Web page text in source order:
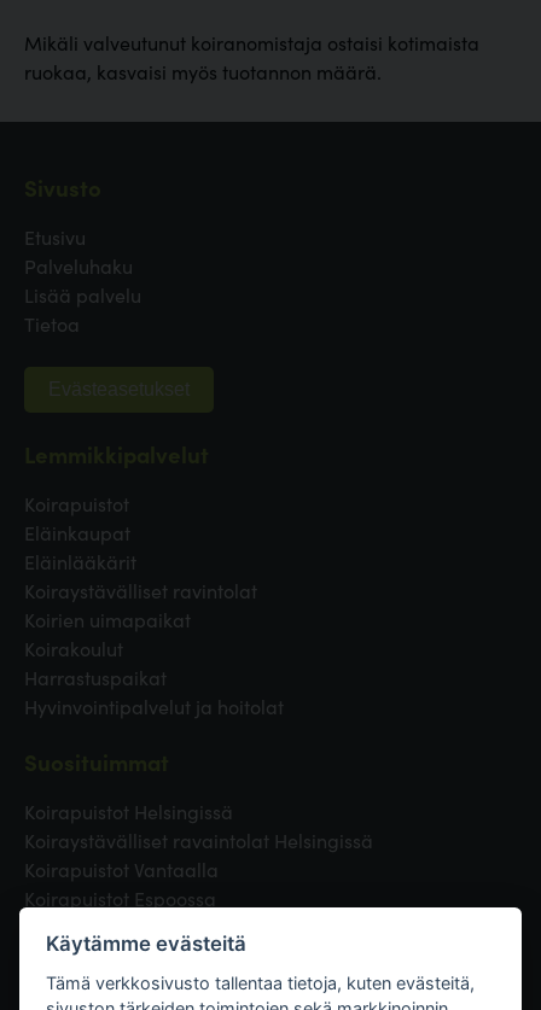
Mikäli valveutunut koiranomistaja ostaisi kotimaista
ruokaa, kasvaisi myös tuotannon määrä.
Etusivu
Palveluhaku
Lisää palvelu
Tietoa
Evästeasetukset
Koirapuistot
Eläinkaupat
Eläinlääkärit
Koiraystävälliset ravintolat
Koirien uimapaikat
Koirakoulut
Harrastuspaikat
Hyvinvointipalvelut ja hoitolat
Koirapuistot Helsingissä
Koiraystävälliset ravaintolat Helsingissä
Koirapuistot Vantaalla
Koirapuistot Espoossa
Eläinlääkäri Helsingissä
Koirapuistot Tampereella
Käytämme evästeitä
Tämä verkkosivusto tallentaa tietoja, kuten evästeitä,